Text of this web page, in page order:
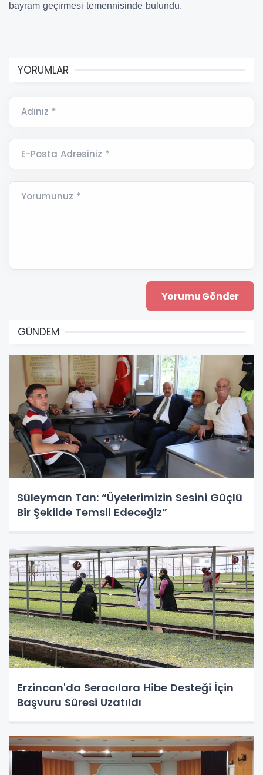
bayram geçirmesi temennisinde bulundu.
YORUMLAR
Adınız *
E-Posta Adresiniz *
Yorumunuz *
GÜNDEM
Süleyman Tan: “Üyelerimizin Sesini Güçlü
Bir Şekilde Temsil Edeceğiz”
Erzincan'da Seracılara Hibe Desteği İçin
Başvuru Süresi Uzatıldı